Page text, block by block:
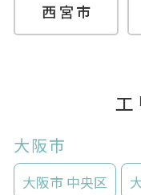
西宮市
エ
大阪市
大阪市 中央区